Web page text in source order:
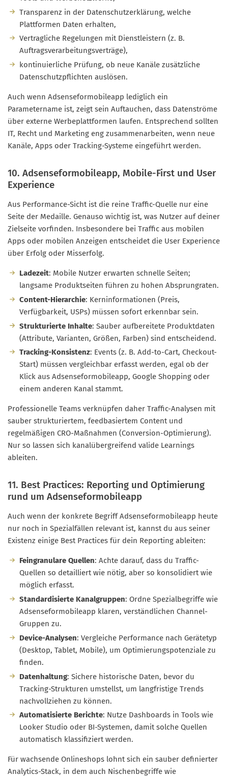
Transparenz in der Datenschutzerklärung, welche
Plattformen Daten erhalten,
Vertragliche Regelungen mit Dienstleistern (z. B.
Auftragsverarbeitungsverträge),
kontinuierliche Prüfung, ob neue Kanäle zusätzliche
Datenschutzpflichten auslösen.
Auch wenn Adsenseformobileapp lediglich ein
Parametername ist, zeigt sein Auftauchen, dass Datenströme
über externe Werbeplattformen laufen. Entsprechend sollten
IT, Recht und Marketing eng zusammenarbeiten, wenn neue
Kanäle, Apps oder Tracking-Systeme eingeführt werden.
10. Adsenseformobileapp, Mobile-First und User
Experience
Aus Performance-Sicht ist die reine Traffic-Quelle nur eine
Seite der Medaille. Genauso wichtig ist, was Nutzer auf deiner
Zielseite vorfinden. Insbesondere bei Traffic aus mobilen
Apps oder mobilen Anzeigen entscheidet die User Experience
über Erfolg oder Misserfolg.
Ladezeit: Mobile Nutzer erwarten schnelle Seiten;
langsame Produktseiten führen zu hohen Absprungraten.
Content-Hierarchie: Kerninformationen (Preis,
Verfügbarkeit, USPs) müssen sofort erkennbar sein.
Strukturierte Inhalte: Sauber aufbereitete Produktdaten
(Attribute, Varianten, Größen, Farben) sind entscheidend.
Tracking-Konsistenz: Events (z. B. Add-to-Cart, Checkout-
Start) müssen vergleichbar erfasst werden, egal ob der
Klick aus Adsenseformobileapp, Google Shopping oder
einem anderen Kanal stammt.
Professionelle Teams verknüpfen daher Traffic-Analysen mit
sauber strukturiertem, feedbasiertem Content und
regelmäßigen CRO-Maßnahmen (Conversion-Optimierung).
Nur so lassen sich kanalübergreifend valide Learnings
ableiten.
11. Best Practices: Reporting und Optimierung
rund um Adsenseformobileapp
Auch wenn der konkrete Begriff Adsenseformobileapp heute
nur noch in Spezialfällen relevant ist, kannst du aus seiner
Existenz einige Best Practices für dein Reporting ableiten:
Feingranulare Quellen: Achte darauf, dass du Traffic-
Quellen so detailliert wie nötig, aber so konsolidiert wie
möglich erfasst.
Standardisierte Kanalgruppen: Ordne Spezialbegriffe wie
Adsenseformobileapp klaren, verständlichen Channel-
Gruppen zu.
Device-Analysen: Vergleiche Performance nach Gerätetyp
(Desktop, Tablet, Mobile), um Optimierungspotenziale zu
finden.
Datenhaltung: Sichere historische Daten, bevor du
Tracking-Strukturen umstellst, um langfristige Trends
nachvollziehen zu können.
Automatisierte Berichte: Nutze Dashboards in Tools wie
Looker Studio oder BI-Systemen, damit solche Quellen
automatisch klassifiziert werden.
Für wachsende Onlineshops lohnt sich ein sauber definierter
Analytics-Stack, in dem auch Nischenbegriffe wie